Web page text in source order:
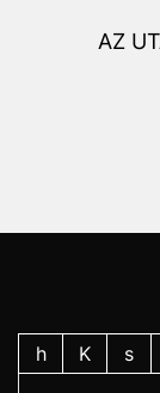
AZ
h K s